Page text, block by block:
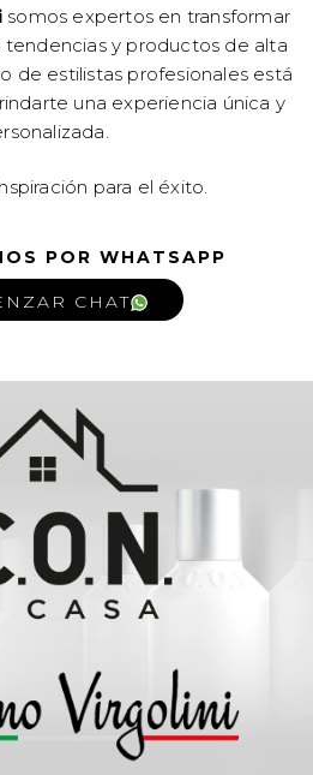
somos expertos en transformar
y productos de alta
de estilistas profesionales está
una experiencia única y
para el éxito.
POR WHATSAPP
CHAT